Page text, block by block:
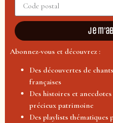
Je
Abonnez-vous et découvrez :
Des découvertes de
françaises
Des histoires et
précieux patrimoine
Des playlists